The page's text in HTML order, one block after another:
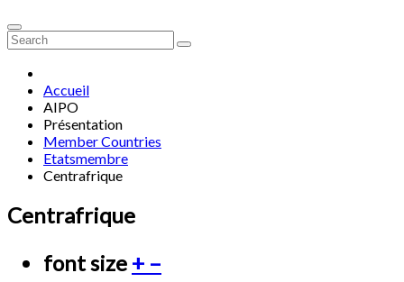
Accueil
AIPO
Présentation
Member Countries
Etatsmembre
Centrafrique
Centrafrique
font size + –